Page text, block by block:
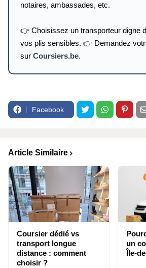
notaires, ambassades, etc.
👉 Choisissez un transporteur digne
vos plis sensibles. 👉 Demandez
sur Coursiers.be.
Facebook
Article Similaire
Coursier dédié vs
transport longue
distance : comment
choisir ?
un
Île-